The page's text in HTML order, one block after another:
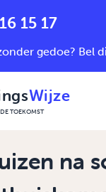
15 17
gedoe? Bel
Wijze
TOEKOMST
na